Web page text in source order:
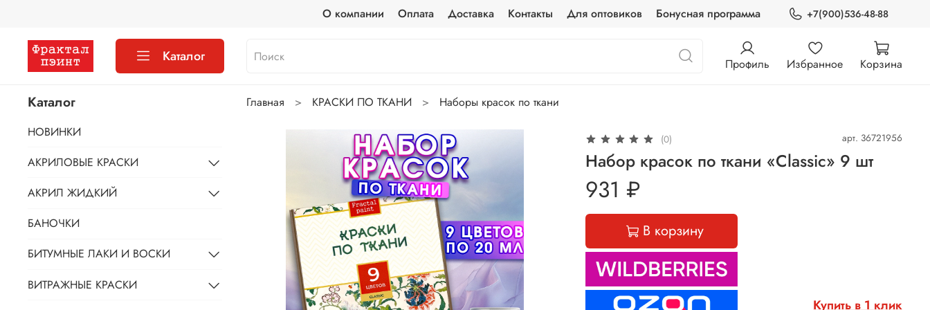
О компании Оплата Доставка Контакты Для оптовиков Бонусная программа +7(900)536-48-88
Каталог Профиль Избранное Корзина
Главная КРАСКИ ПО ТКАНИ Наборы красок по ткани
(0) арт. 36721956
Набор красок по ткани «Classic» 9 шт
931 ₽
В корзину
Купить в 1 клик
Каталог
НОВИНКИ
АКРИЛОВЫЕ КРАСКИ
АКРИЛ ЖИДКИЙ
БАНОЧКИ
БИТУМНЫЕ ЛАКИ И ВОСКИ
ВИТРАЖНЫЕ КРАСКИ